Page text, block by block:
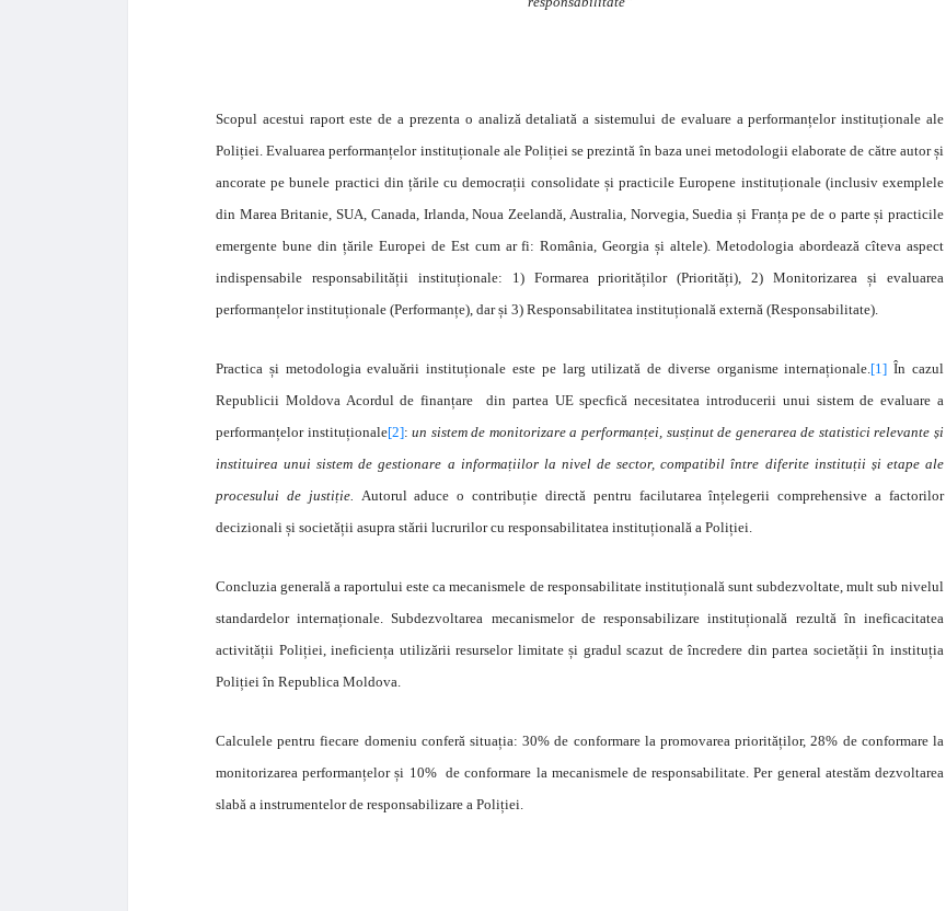
Scopul acestui raport este de a prezenta o analiză detaliată a sistemului de evaluare a performanțelor instituționale ale
Poliției. Evaluarea performanțelor instituționale ale Poliției se prezintă în baza unei metodologii elaborate de către autor și
ancorate pe bunele practici din țările cu democrații consolidate și practicile Europene instituționale (inclusiv exemplele
din Marea Britanie, SUA, Canada, Irlanda, Noua Zeelandă, Australia, Norvegia, Suedia și Franța pe de o parte și practicile
emergente bune din țările Europei de Est cum ar fi: România, Georgia și altele). Metodologia abordează cîteva aspect
indispensabile responsabilității instituționale: 1) Formarea priorităților (Priorități), 2) Monitorizarea și evaluarea
performanțelor instituționale (Performanțe), dar și 3) Responsabilitatea instituțională externă (Responsabilitate).
Practica și metodologia evaluării instituționale este pe larg utilizată de diverse organisme internaționale. [1] În cazul
Republicii Moldova Acordul de finanțare din partea UE specfică necesitatea introducerii unui sistem de evaluare a
performanțelor instituționale[2]:un sistem de monitorizare a performanței, susținut de generarea de statistici relevanteși
instituirea unui sistem de gestionare a informațiilor la nivel de sector, compatibil între diferite instituții și etape ale
procesului de justiție. Autorul aduce o contribuție directă pentru facilutarea înțelegerii comprehensive a factorilor
decizionali și societății asupra stării lucrurilor cu responsabilitatea instituțională a Poliției.
Concluzia generală a raportului este ca mecanismele de responsabilitate instituțională sunt subdezvoltate, mult sub nivelul
standardelor internaționale. Subdezvoltarea mecanismelor de responsabilizare instituțională rezultă în ineficacitatea
activității Poliției, ineficiența utilizării resurselor limitate și gradul scazut de încredere din partea societății în instituția
Poliției în Republica Moldova.
Calculele pentru fiecare domeniu conferă situația: 30% de conformare la promovarea priorităților, 28% de conformare la
monitorizarea performanțelor și 10% de conformare la mecanismele de responsabilitate. Per general atestăm dezvoltarea
slabă a instrumentelor de responsabilizare a Poliției.